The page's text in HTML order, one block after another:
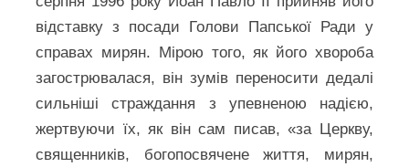
відставку з посади Голови Папської Ради у
справах мирян. Мірою того, як його хвороба
загострювалася, він зумів переносити дедалі
сильніші страждання з упевненою надією,
жертвуючи їх, як він сам писав, «за Церкву,
священників, богопосвячене життя, мирян,